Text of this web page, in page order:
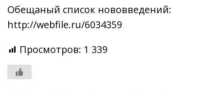
Обещаный список нововведений:
http://webfile.ru/6034359
Просмотров: 1 339